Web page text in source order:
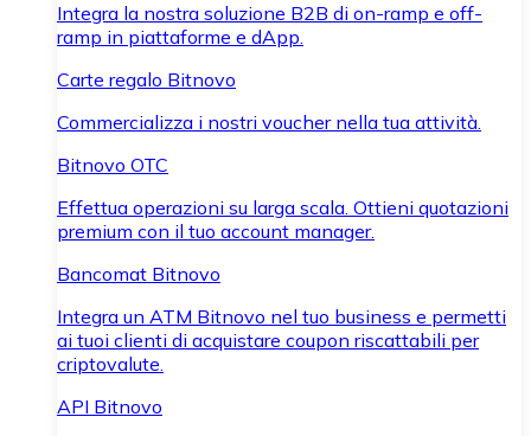
Integra la nostra soluzione B2B di on-ramp e off-
ramp in piattaforme e dApp.
Carte regalo Bitnovo
Commercializza i nostri voucher nella tua attività.
Bitnovo OTC
Effettua operazioni su larga scala. Ottieni quotazioni
premium con il tuo account manager.
Bancomat Bitnovo
Integra un ATM Bitnovo nel tuo business e permetti
ai tuoi clienti di acquistare coupon riscattabili per
criptovalute.
API Bitnovo